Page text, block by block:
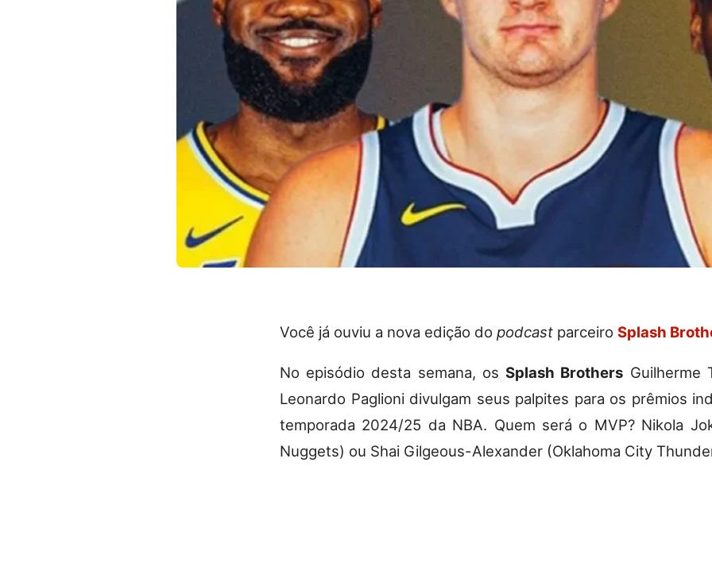
Você já ouviu a nova edição do podcast parceiro Splash
No episódio desta semana, osSplash Brothers Guilherme
Leonardo Paglioni divulgam seus palpites para os prêmios
temporada 2024/25 da NBA. Quem será o MVP? Nikola
Nuggets) ou Shai Gilgeous-Alexander (Oklahoma City